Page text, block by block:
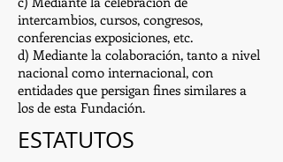
intercambios, cursos, congresos,
conferencias exposiciones, etc.
d) Mediante la colaboración, tanto a nivel
nacional como internacional, con
entidades que persigan fines similares a
los de esta Fundación.
ESTATUTOS